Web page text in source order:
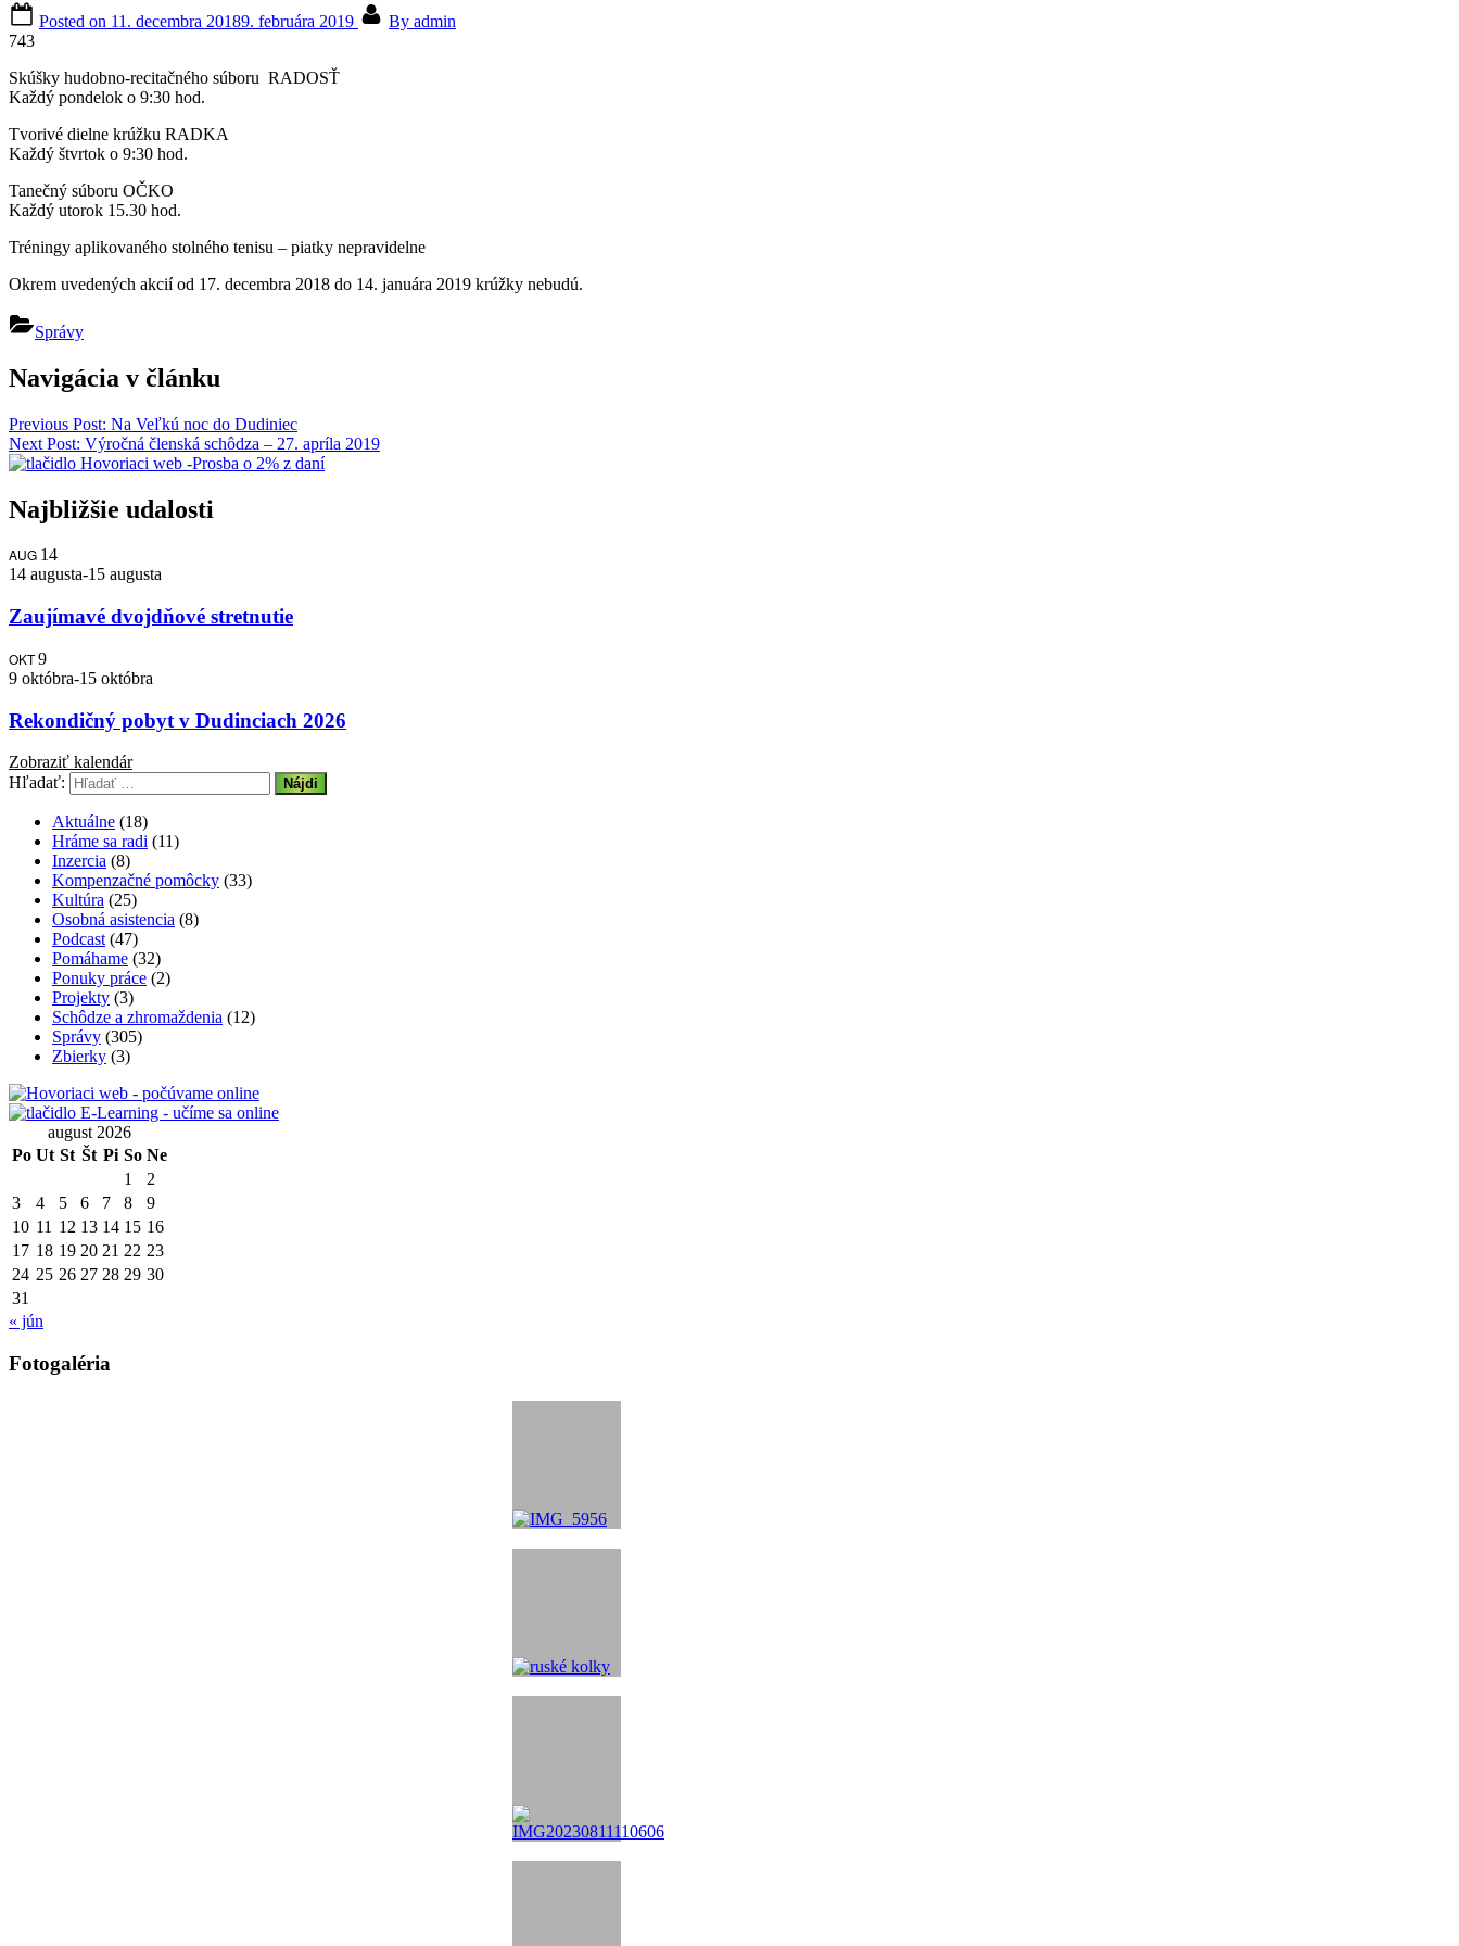
Posted on 11. decembra 20189. februára 2019 By admin
743
Skúšky hudobno-recitačného súboru RADOSŤ
Každý pondelok o 9:30 hod.
Tvorivé dielne krúžku RADKA
Každý štvrtok o 9:30 hod.
Tanečný súboru OČKO
Každý utorok 15.30 hod.
Tréningy aplikovaného stolného tenisu – piatky nepravidelne
Okrem uvedených akcií od 17. decembra 2018 do 14. januára 2019 krúžky nebudú.
Správy
Navigácia v článku
Previous Post: Na Veľkú noc do Dudiniec
Next Post: Výročná členská schôdza – 27. apríla 2019
Najbližšie udalosti
AUG 14
14 augusta-15 augusta
Zaujímavé dvojdňové stretnutie
OKT9
9 októbra-15 októbra
Rekondičný pobyt v Dudinciach 2026
Zobraziť kalendár
Hľadať:
Aktuálne (18)
Hráme sa radi (11)
Inzercia (8)
Kompenzačné pomôcky (33)
Kultúra (25)
Osobná asistencia (8)
Podcast (47)
Pomáhame (32)
Ponuky práce (2)
Projekty (3)
Schôdze a zhromaždenia (12)
Správy (305)
Zbierky (3)
august 2026
Po Ut St Št Pi So Ne
1
2
3
4 5 6 7 8
9
10 11 12 13 14 15 16
17 18 19 20 21 22 23
24 25 26 27 28 29 30
31
« jún
Fotogaléria